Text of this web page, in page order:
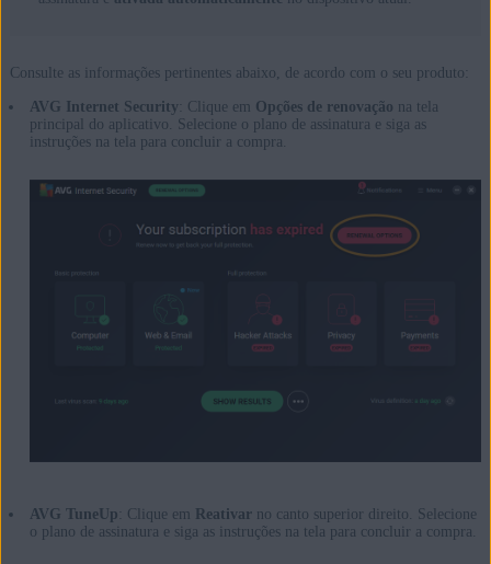
Consulte as informações pertinentes abaixo, de acordo com o seu produto:
AVG Internet Security : Clique em Opções de renovação na tela
principal do aplicativo. Selecione o plano de assinatura e siga as
instruções na tela para concluir a compra.
AVG TuneUp : Clique em Reativarno canto superior direito. Selecione
o plano de assinatura e siga as instruções na tela para concluir a compra.